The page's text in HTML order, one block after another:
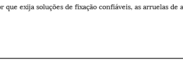
exija soluções de fixação confiáveis, as arruelas de